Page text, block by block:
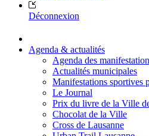
Déconnexion
Agenda & actualités
Agenda des
Actualités municipales
Manifestations sportives
Le Journal
Prix du livre de la Ville
Chocolat de la Ville
Cross de Lausanne